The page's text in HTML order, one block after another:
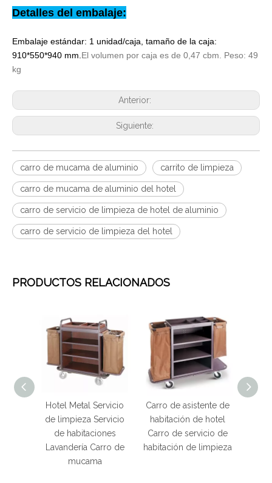
Detalles del embalaje:
Embalaje estándar: 1 unidad/caja, tamaño de la caja:
910*550*940 mm. El volumen por caja es de 0,47 cbm. Peso: 49
kg
Anterior:
Siguiente:
carro de mucama de aluminio carrito de limpieza
carro de mucama de aluminio del hotel
carro de servicio de limpieza de hotel de aluminio
carro de servicio de limpieza del hotel
PRODUCTOS RELACIONADOS
Hotel Metal Servicio
de limpieza Servicio
de habitaciones
Lavandería Carro de
mucama
Carro de asistente de
habitación de hotel
Carro de servicio de
habitación de limpieza